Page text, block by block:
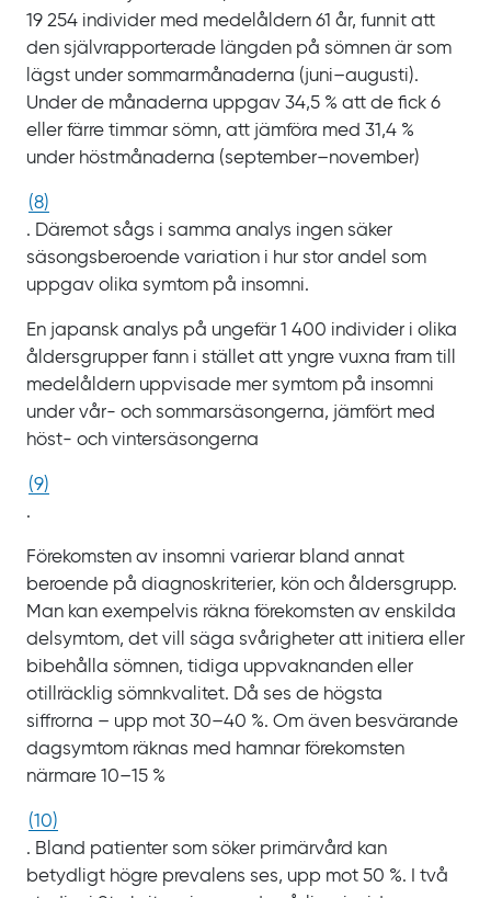
19 254 individer med medelåldern 61 år, funnit att
den självrapporterade längden på sömnen är som
lägst under sommarmånaderna (juni‍‍–‍‍augusti).
Under de månaderna uppgav 34,5 % att de fick 6
eller färre timmar sömn, att jämföra med 31,4 %
under höstmånaderna (september‍‍–‍‍november)
(8)
. Däremot sågs i samma analys ingen säker
säsongsberoende variation i hur stor andel som
uppgav olika symtom på insomni.
En japansk analys på ungefär 1 400 individer i olika
åldersgrupper fann i stället att yngre vuxna fram till
medelåldern uppvisade mer symtom på insomni
under vår‍- och sommarsäsongerna, jämfört med
höst‍- och vintersäsongerna
(9)
.
Förekomsten av insomni varierar bland annat
beroende på diagnoskriterier, kön och åldersgrupp.
Man kan exempelvis räkna förekomsten av enskilda
delsymtom, det vill säga svårigheter att initiera eller
bibehålla sömnen, tidiga uppvaknanden eller
otillräcklig sömnkvalitet. Då ses de högsta
siffrorna – upp mot 30‍‍–‍40 %. Om även besvärande
dagsymtom räknas med hamnar förekomsten
närmare 10‍‍–‍15 %
(10)
. Bland patienter som söker primärvård kan
betydligt högre prevalens ses, upp mot 50 %. I
två